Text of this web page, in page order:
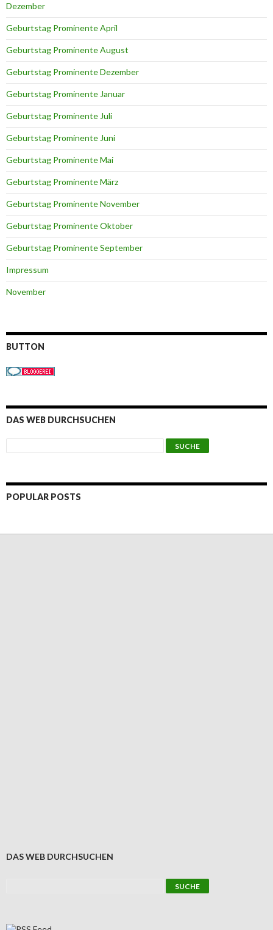
Dezember
Geburtstag Prominente April
Geburtstag Prominente August
Geburtstag Prominente Dezember
Geburtstag Prominente Januar
Geburtstag Prominente Juli
Geburtstag Prominente Juni
Geburtstag Prominente Mai
Geburtstag Prominente März
Geburtstag Prominente November
Geburtstag Prominente Oktober
Geburtstag Prominente September
Impressum
November
BUTTON
DAS WEB DURCHSUCHEN
POPULAR POSTS
DAS WEB DURCHSUCHEN